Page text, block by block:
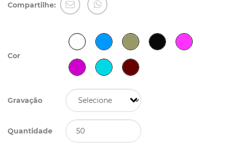
Compartilhe:
Cor
Gravação
Quantidade